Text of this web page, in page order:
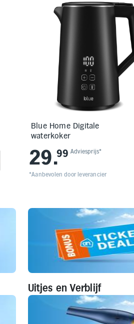
Blue Home Digitale
waterkoker
29.99 Adviesprijs*
*Aanbevolen door leverancier
Uitjes en Verblijf